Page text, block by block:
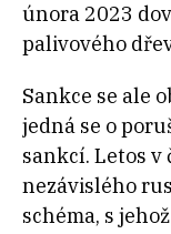
února 2023
palivového
Sankce se ale
jedná se o
sankcí. Letos v
nezávislého
schéma, s